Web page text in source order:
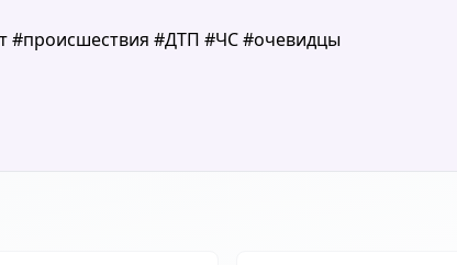
#происшествия #ДТП #ЧС #очевидцы